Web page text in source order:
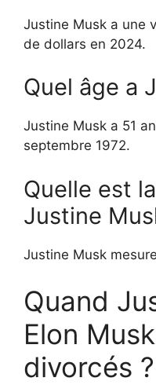
Justine Musk a une
de dollars en 2024.
Quel âge a
Justine Musk a 51
septembre 1972.
Quelle est
Justine
Justine Musk
Quand
Elon
divorcés ?